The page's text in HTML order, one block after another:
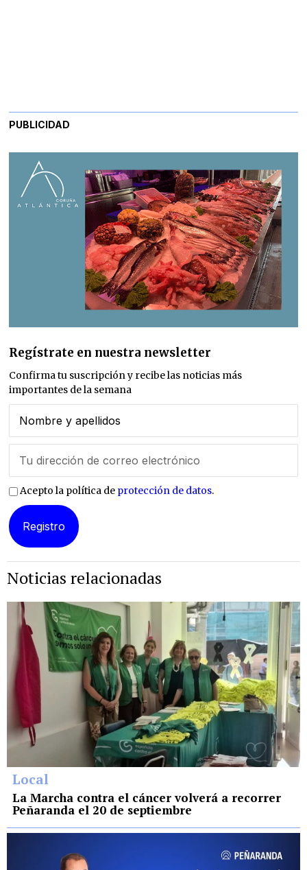
PUBLICIDAD
Regístrate en nuestra newsletter
Confirma tu suscripción y recibe las noticias más
importantes de la semana
Acepto la política de protección de datos.
Noticias relacionadas
Local
La Marcha contra el cáncer volverá a recorrer
Peñaranda el 20 de septiembre